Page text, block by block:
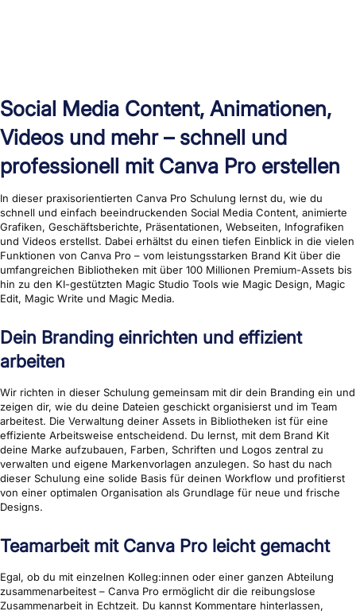
Social Media Content, Animationen,
Videos und mehr – schnell und
professionell mit Canva Pro erstellen
In dieser praxisorientierten Canva Pro Schulung lernst du, wie du
schnell und einfach beeindruckenden Social Media Content, animierte
Grafiken, Geschäftsberichte, Präsentationen, Webseiten, Infografiken
und Videos erstellst. Dabei erhältst du einen tiefen Einblick in die vielen
Funktionen von Canva Pro – vom leistungsstarken Brand Kit über die
umfangreichen Bibliotheken mit über 100 Millionen Premium-Assets bis
hin zu den KI-gestützten Magic Studio Tools wie Magic Design, Magic
Edit, Magic Write und Magic Media.
Dein Branding einrichten und effizient
arbeiten
Wir richten in dieser Schulung gemeinsam mit dir dein Branding ein und
zeigen dir, wie du deine Dateien geschickt organisierst und im Team
arbeitest. Die Verwaltung deiner Assets in Bibliotheken ist für eine
effiziente Arbeitsweise entscheidend. Du lernst, mit dem Brand Kit
deine Marke aufzubauen, Farben, Schriften und Logos zentral zu
verwalten und eigene Markenvorlagen anzulegen. So hast du nach
dieser Schulung eine solide Basis für deinen Workflow und profitierst
von einer optimalen Organisation als Grundlage für neue und frische
Designs.
Teamarbeit mit Canva Pro leicht gemacht
Egal, ob du mit einzelnen Kolleg:innen oder einer ganzen Abteilung
zusammenarbeitest – Canva Pro ermöglicht dir die reibungslose
Zusammenarbeit in Echtzeit. Du kannst Kommentare hinterlassen,